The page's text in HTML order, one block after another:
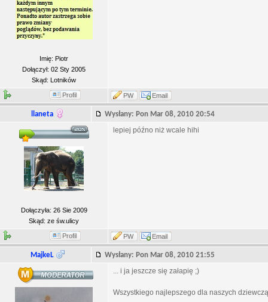
Imię: Piotr
Dołączył: 02 Sty 2005
Skąd: Lotników
Profil PW Email
llaneta Wysłany: Pon Mar 08, 2010 20:54
Dołączyła: 26 Sie 2009
Skąd: ze św.ulicy
lepiej późno niż wcale hihi
Profil PW Email
MajkeL Wysłany: Pon Mar 08, 2010 21:55
... i ja jeszcze się załapię ;)
Wszystkiego najlepszego dla naszych